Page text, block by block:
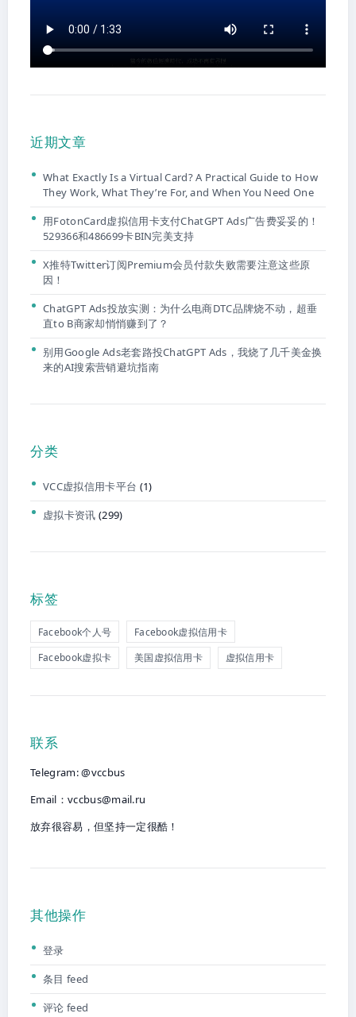
近期文章
What Exactly Is a Virtual Card? A Practical Guide to How
They Work, What They’re For, and When You Need One
用FotonCard虚拟信用卡支付ChatGPT Ads广告费妥妥的！
529366和486699卡BIN完美支持
X推特Twitter订阅Premium会员付款失败需要注意这些原
因！
ChatGPT Ads投放实测：为什么电商DTC品牌烧不动，超垂
直to B商家却悄悄赚到了？
别用Google Ads老套路投ChatGPT Ads，我烧了几千美金换
来的AI搜索营销避坑指南
分类
VCC虚拟信用卡平台 (1)
虚拟卡资讯 (299)
标签
Facebook个人号
Facebook虚拟信用卡
Facebook虚拟卡
美国虚拟信用卡 虚拟信用卡
联系
Telegram: @vccbus
Email： vccbus@mail.ru
放弃很容易，但坚持一定很酷！
其他操作
登录
条目 feed
评论 feed